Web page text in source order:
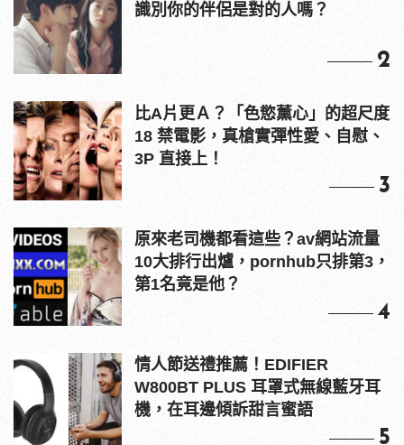
識別你的伴侶是對的人嗎？
2
比A片更Ａ？「色慾薰心」的超尺度
18 禁電影，真槍實彈性愛、自慰、
3P 直接上！
3
原來老司機都看這些？av網站流量
10大排行出爐，pornhub只排第3，
第1名竟是他？
4
情人節送禮推薦！EDIFIER
W800BT PLUS 耳罩式無線藍牙耳
機，在耳邊傾訴甜言蜜語
5